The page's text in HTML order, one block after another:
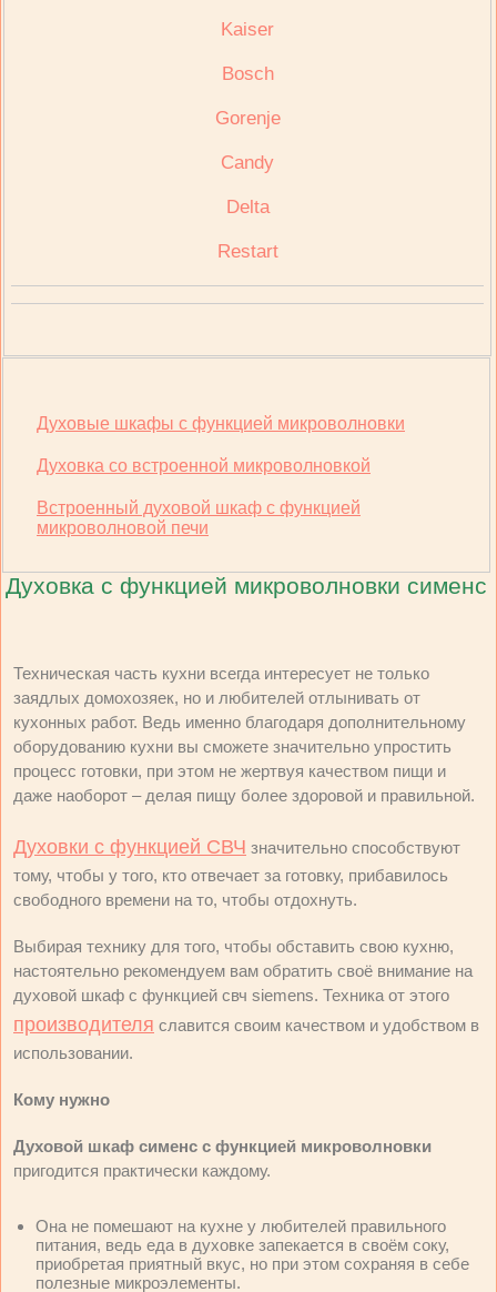
Kaiser
Bosch
Gorenje
Candy
Delta
Restart
Духовые шкафы с функцией микроволновки
Духовка со встроенной микроволновкой
Встроенный духовой шкаф с функцией
микроволновой печи
Духовка с функцией микроволновки сименс
Техническая часть кухни всегда интересует не только
заядлых домохозяек, но и любителей отлынивать от
кухонных работ. Ведь именно благодаря дополнительному
оборудованию кухни вы сможете значительно упростить
процесс готовки, при этом не жертвуя качеством пищи и
даже наоборот – делая пищу более здоровой и правильной.
Духовки с функцией СВЧ значительно способствуют
тому, чтобы у того, кто отвечает за готовку, прибавилось
свободного времени на то, чтобы отдохнуть.
Выбирая технику для того, чтобы обставить свою кухню,
настоятельно рекомендуем вам обратить своё внимание на
духовой шкаф с функцией свч siemens. Техника от этого
производителя славится своим качеством и удобством в
использовании.
Кому нужно
Духовой шкаф сименс с функцией микроволновки
пригодится практически каждому.
Она не помешают на кухне у любителей правильного
питания, ведь еда в духовке запекается в своём соку,
приобретая приятный вкус, но при этом сохраняя в себе
полезные микроэлементы.